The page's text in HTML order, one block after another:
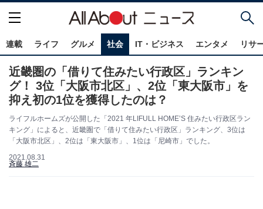
連載 ライフ グルメ 社会 IT・ビジネス エンタメ リサ
近畿圏の「借りて住みたい行政区」ランキン
グ！ 3位「大阪市北区」、2位「東大阪市」を
抑え初の1位を獲得したのは？
ライフルホームズが公開した「2021 年LIFULL HOME’S 住みたい行政区ラン
キング」によると、近畿圏で「借りて住みたい行政区」ランキング、3位は
「大阪市北区」、2位は「東大阪市」、1位は「尼崎市」でした。
2021.08.31
斉藤 雄二